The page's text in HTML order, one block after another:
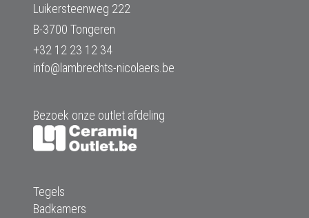
Luikersteenweg 222
B-3700 Tongeren
+32 12 23 12 34
info@lambrechts-nicolaers.be
Bezoek onze outlet afdeling
Tegels
Badkamers